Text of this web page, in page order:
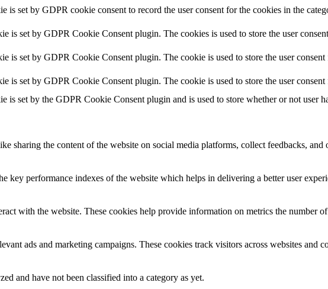
is set by GDPR cookie consent to record the user consent for the cookies in the
is set by GDPR Cookie Consent plugin. The cookies is used to store the user
is set by GDPR Cookie Consent plugin. The cookie is used to store the user
is set by GDPR Cookie Consent plugin. The cookie is used to store the user
is set by the GDPR Cookie Consent plugin and is used to store whether or not user
sharing the content of the website on social media platforms, collect feedbacks, and
key performance indexes of the website which helps in delivering a better user
with the website. These cookies help provide information on metrics the number
ads and marketing campaigns. These cookies track visitors across websites and
and have not been classified into a category as yet.